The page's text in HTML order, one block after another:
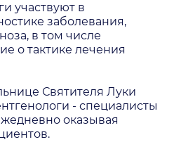
участвуют в
заболевания,
в том числе
о тактике лечения
Святителя Луки
- специалисты
оказывая